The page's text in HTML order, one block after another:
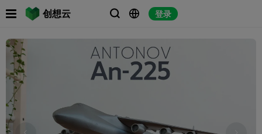
创想云   登录